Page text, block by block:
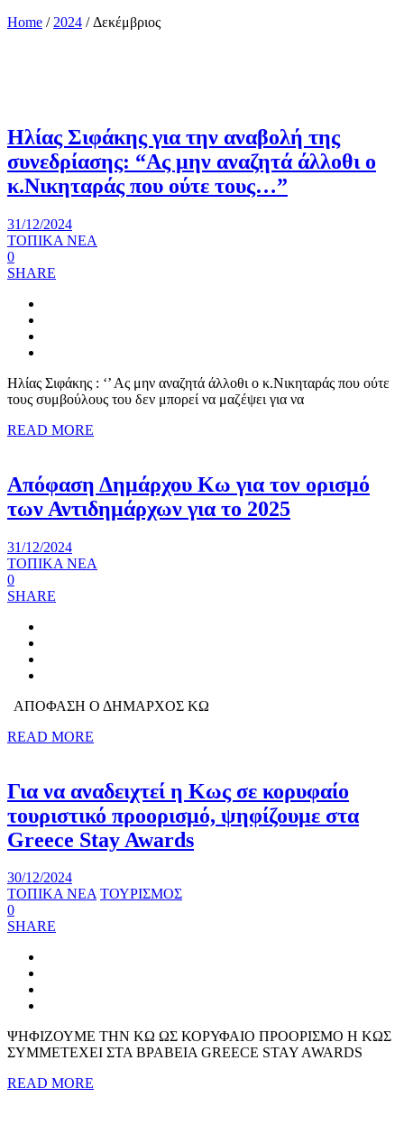
Home / 2024 / Δεκέμβριος
Ηλίας Σιφάκης για την αναβολή της
συνεδρίασης: “Ας μην αναζητά άλλοθι ο
κ.Νικηταράς που ούτε τους…”
31/12/2024
ΤΟΠΙΚΑ ΝΕΑ
0
SHARE
Ηλίας Σιφάκης : ‘’ Ας μην αναζητά άλλοθι ο κ.Νικηταράς που ούτε
τους συμβούλους του δεν μπορεί να μαζέψει για να
READ MORE
Απόφαση Δημάρχου Κω για τον ορισμό
των Αντιδημάρχων για το 2025
31/12/2024
ΤΟΠΙΚΑ ΝΕΑ
0
SHARE
ΑΠΟΦΑΣΗ Ο ΔΗΜΑΡΧΟΣ ΚΩ
READ MORE
Για να αναδειχτεί η Κως σε κορυφαίο
τουριστικό προορισμό, ψηφίζουμε στα
Greece Stay Awards
30/12/2024
ΤΟΠΙΚΑ ΝΕΑ ΤΟΥΡΙΣΜΟΣ
0
SHARE
ΨΗΦΙΖΟΥΜΕ ΤΗΝ ΚΩ ΩΣ ΚΟΡΥΦΑΙΟ ΠΡΟΟΡΙΣΜΟ Η ΚΩΣ
ΣΥΜΜΕΤΕΧΕΙ ΣΤΑ ΒΡΑΒΕΙΑ GRΕECE STAY AWARDS
READ MORE